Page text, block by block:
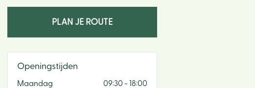
PLAN JE ROUTE
Openingstijden
Maandag
09:30 - 18:00